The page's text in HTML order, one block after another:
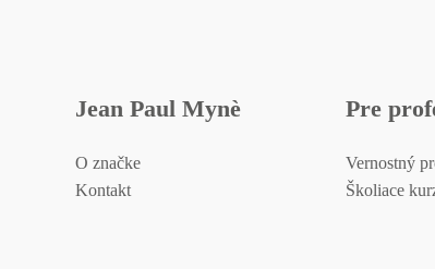
Jean Paul Mynè
O značke
Kontakt
Pre
Vernostný
Školiace